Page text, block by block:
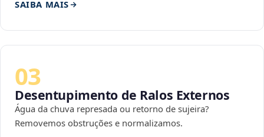
SAIBA MAIS
03
Desentupimento de Ralos Externos
Água da chuva represada ou retorno de sujeira?
Removemos obstruções e normalizamos.